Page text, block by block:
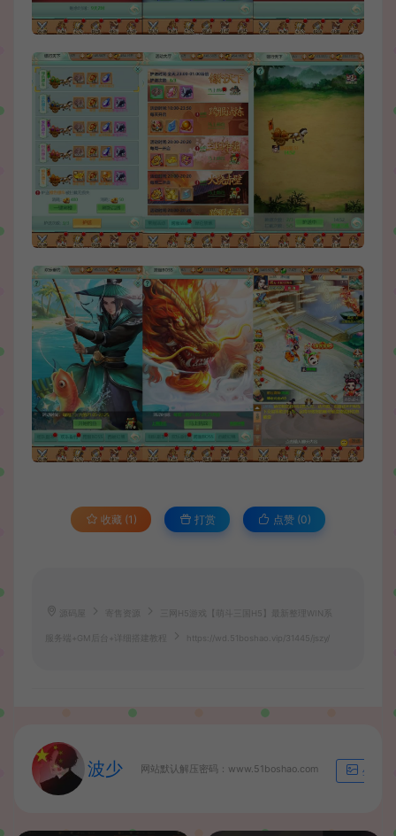
收藏 (1) 打赏 点赞 (0)
寄售资源 三网H5游戏【萌斗三国H5】最新整理WIN系
服务端+GM后台+详细搭建教程 https://wd.51boshao.vip/31445/jszy/
波少 网站默认解压密码：www.51boshao.com 生成海